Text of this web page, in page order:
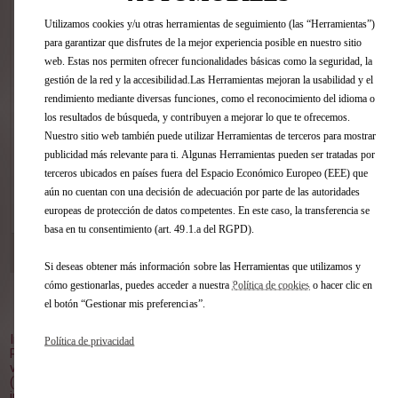
su vehículo en pocos clics sin importar
la marca.
VER ESTE COCHE
Imagen no contractual.
Plazo de entrega orientativo, a partir del pedido en el punto de
venta.
(1) PVP Recomendado (impuestos, transporte y oferta
Utilizamos cookies y/u otras herramientas de seguimiento (las “Herramientas”)
para garantizar que disfrutes de la mejor experiencia posible en nuestro sitio
web. Estas nos permiten ofrecer funcionalidades básicas como la seguridad, la
gestión de la red y la accesibilidad.Las Herramientas mejoran la usabilidad y el
rendimiento mediante diversas funciones, como el reconocimiento del idioma o
los resultados de búsqueda, y contribuyen a mejorar lo que te ofrecemos.
Nuestro sitio web también puede utilizar Herramientas de terceros para mostrar
publicidad más relevante para ti. Algunas Herramientas pueden ser tratadas por
terceros ubicados en países fuera del Espacio Económico Europeo (EEE) que
aún no cuentan con una decisión de adecuación por parte de las autoridades
europeas de protección de datos competentes. En este caso, la transferencia se
basa en tu consentimiento (art. 49.1.a del RGPD).
Si deseas obtener más información sobre las Herramientas que utilizamos y
cómo gestionarlas, puedes acceder a nuestra Política de cookieso hacer clic en
el botón “Gestionar mis preferencias”.
Política de privacidad